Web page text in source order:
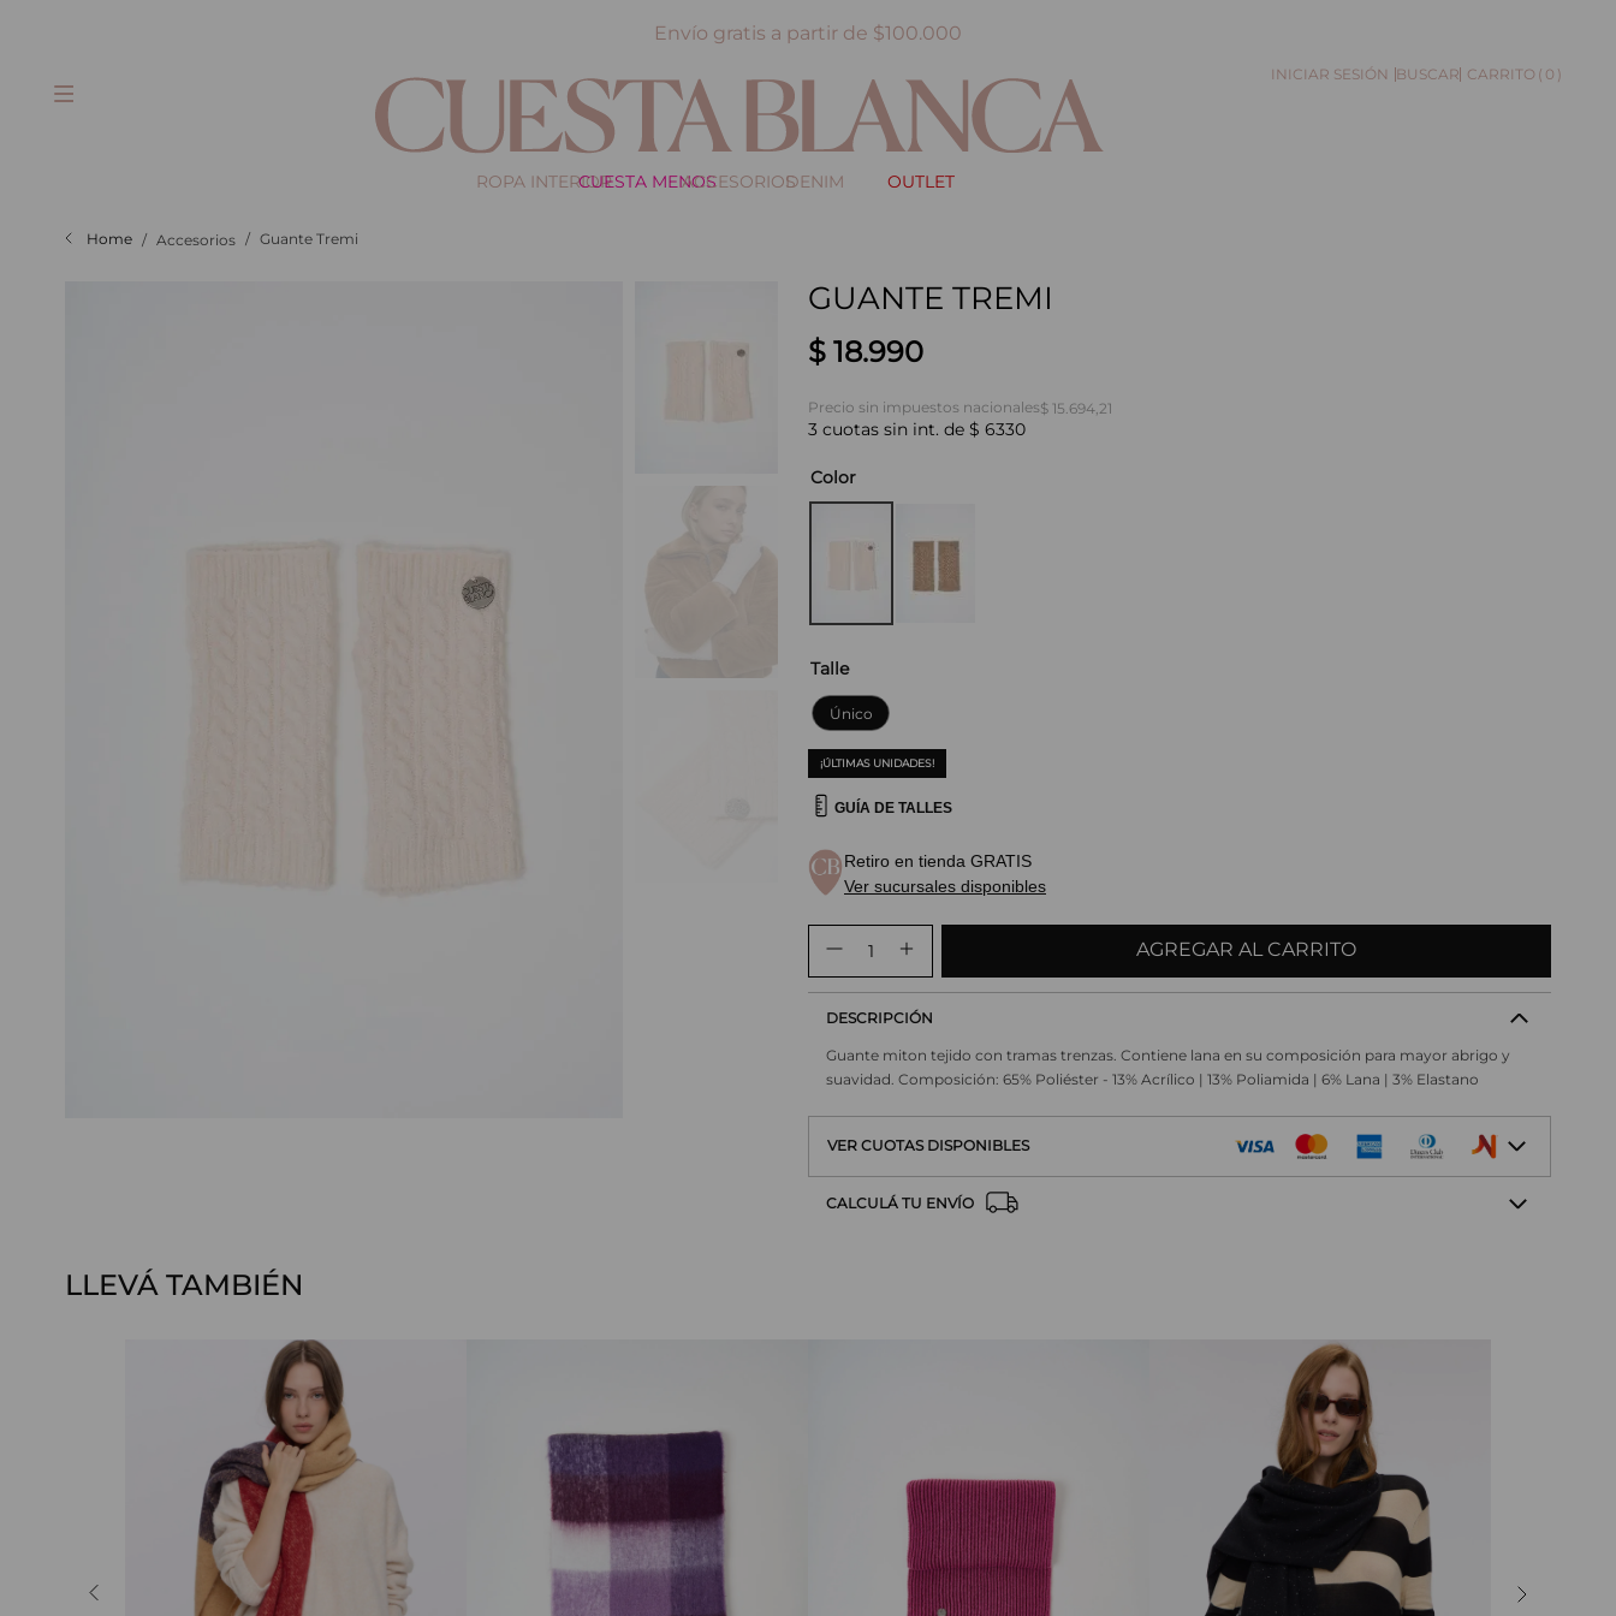
Envío gratis a partir de $100.000
ROPA INTERIORCUESTA MENOSACCESORIOSDENIM OUTLET
BUSCAR 0
Accesorios Guante Tremi
GUANTE TREMI
$ 18.990
Precio sin impuestos nacionales$ 15.694,21
3 cuotas sin int. de $ 6330
Color
Talle
Único
¡ÚLTIMAS UNIDADES!
GUÍA DE TALLES
Retiro en tienda GRATIS
Ver sucursales disponibles
AGREGAR AL CARRITO
DESCRIPCIÓN
Guante miton tejido con tramas trenzas. Contiene lana en su composición para mayor abrigo y
suavidad. Composición: 65% Poliéster - 13% Acrílico | 13% Poliamida | 6% Lana | 3% Elastano
VER CUOTAS DISPONIBLES
CALCULÁ TU ENVÍO
LLEVÁ TAMBIÉN